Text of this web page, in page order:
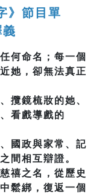
》節目單
義
何命名；每一個
她，卻無法真正
攬鏡梳妝的她、
看戲導戲的
國政與家常、記
間相互辯證。
禧之名，從歷史
鬆綁，復返一個